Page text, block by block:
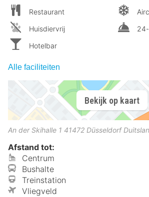
Restaurant
Huisdiervrij
Hotelbar
Alle faciliteiten
Bekijk op kaart
An der Skihalle 1 41472 Düsseldorf
Afstand tot:
Centrum
Bushalte
Treinstation
Vliegveld